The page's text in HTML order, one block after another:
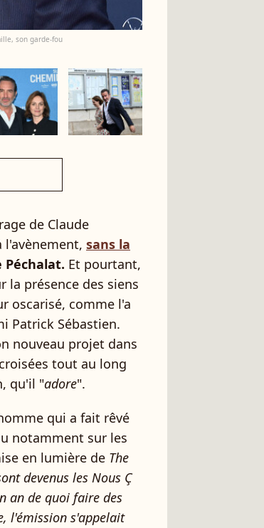
son garde-fou
de Claude
l'avènement, sans la
Péchalat. Et pourtant,
la présence des siens
oscarisé, comme l'a
Patrick Sébastien.
nouveau projet dans
tout au long
qu'il "adore".
qui a fait rêvé
notamment sur les
en lumière de The
devenus les Nous Ç
an de quoi faire des
l'émission s'appelait